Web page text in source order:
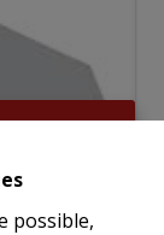
possible,